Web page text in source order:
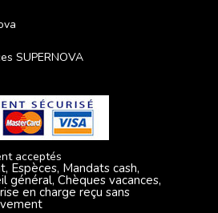
SUPERNOVA
acceptés
Espèces, Mandats cash,
général, Chèques vacances,
en charge reçu sans